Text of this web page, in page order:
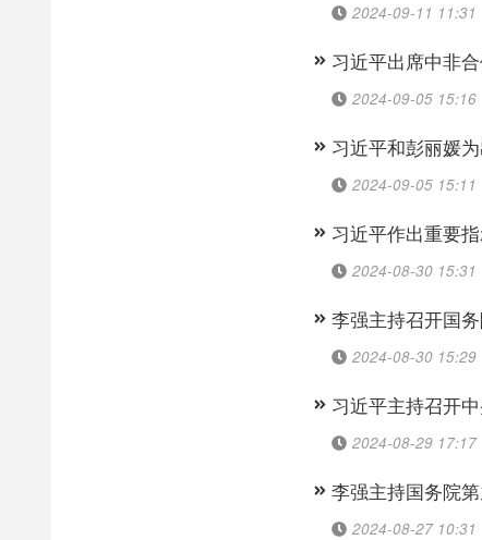
2024-09-11 11:31
习近平出席中非
2024-09-05 15:16
习近平和彭丽媛
2024-09-05 15:11
习近平作出重要
2024-08-30 15:31
李强主持召开国
2024-08-30 15:29
习近平主持召开
2024-08-29 17:17
李强主持国务院
2024-08-27 10:31